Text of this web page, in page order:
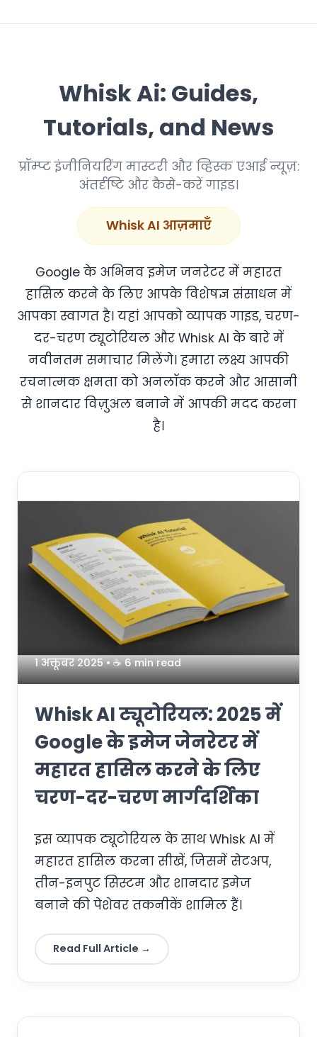
Whisk Ai: Guides,
Tutorials, and News
प्रॉम्प्ट इंजीनियरिंग मास्टरी और व्हिस्क एआई न्यूज़:
अंतर्दृष्टि और कैसे-करें गाइड।
Whisk AI आज़माएँ
Google के अभिनव इमेज जनरेटर में महारत
हासिल करने के लिए आपके विशेषज्ञ संसाधन में
आपका स्वागत है। यहां आपको व्यापक गाइड, चरण-
दर-चरण ट्यूटोरियल और Whisk AI के बारे में
नवीनतम समाचार मिलेंगे। हमारा लक्ष्य आपकी
रचनात्मक क्षमता को अनलॉक करने और आसानी
से शानदार विज़ुअल बनाने में आपकी मदद करना
है।
1 अक्तूबर 2025 • ☕️ 6 min read
Whisk AI ट्यूटोरियल: 2025 में
Google के इमेज जेनरेटर में
महारत हासिल करने के लिए
चरण-दर-चरण मार्गदर्शिका
इस व्यापक ट्यूटोरियल के साथ Whisk AI में
महारत हासिल करना सीखें, जिसमें सेटअप,
तीन-इनपुट सिस्टम और शानदार इमेज
बनाने की पेशेवर तकनीकें शामिल हैं।
Read Full Article →